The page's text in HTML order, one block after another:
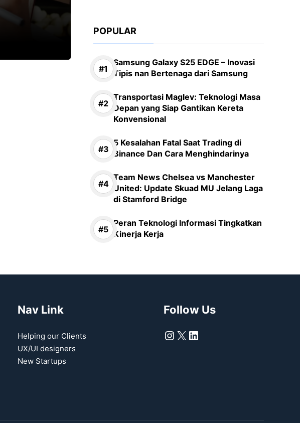
POPULAR
Samsung Galaxy S25 EDGE – Inovasi
Tipis nan Bertenaga dari Samsung
Transportasi Maglev: Teknologi Masa
Depan yang Siap Gantikan Kereta
Konvensional
5 Kesalahan Fatal Saat Trading di
Binance Dan Cara Menghindarinya
Team News Chelsea vs Manchester
United: Update Skuad MU Jelang Laga
di Stamford Bridge
Peran Teknologi Informasi Tingkatkan
Kinerja Kerja
Nav Link
Helping our Clients
UX/UI designers
New Startups
Follow Us
Instagram
X LinkedIn